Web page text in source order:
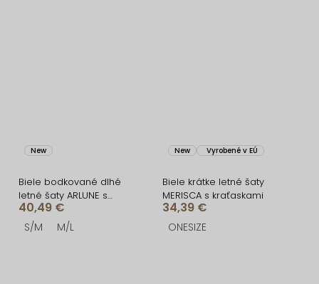
New
Biele bodkované dlhé
letné šaty ARLUNE s
korzetom
40,49 €
S/M M/L
New Vyrobené v EÚ
Biele krátke letné šaty
MERISCA s kraťaskami
34,39 €
ONESIZE